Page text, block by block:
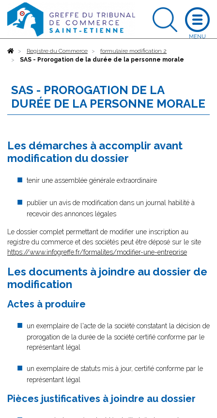
AccueilRegistre du Commerce
formulaire modification 2
SAS - Prorogation de la durée de la personne morale
SAS - PROROGATION DE LA
DURÉE DE LA PERSONNE MORALE
Les démarches à accomplir avant
modification du dossier
tenir une assemblée générale extraordinaire
publier un avis de modification dans un journal habilité à
recevoir des annonces légales
Le dossier complet permettant de modifier une inscription au
registre du commerce et des sociétés peut être déposé sur le site
https://www.infogreffe.fr/formalites/modifier-une-entreprise
Les documents à joindre au dossier de
modification
Actes à produire
un exemplaire de l'acte de la société constatant la décision de
prorogation de la durée de la société certifié conforme par le
représentant légal
un exemplaire de statuts mis à jour, certifié conforme par le
représentant légal
Pièces justificatives à joindre au dossier